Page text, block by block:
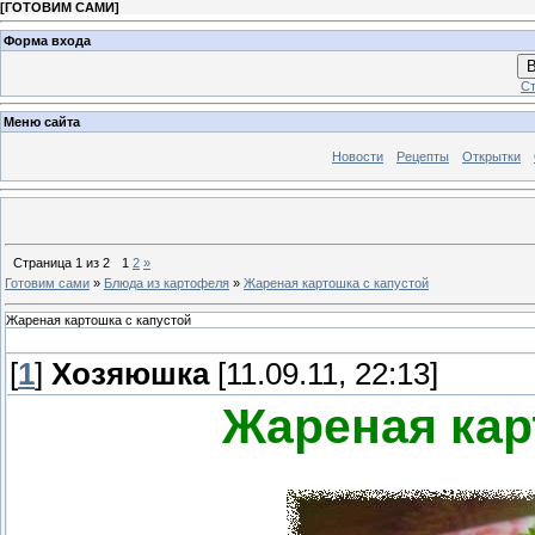
[ГОТОВИМ САМИ]
Форма входа
Меню сайта
Новости Рецепты Открытки
Страница 1 из 2 1 2 »
Готовим сами » Блюда из картофеля » Жареная картошка с капустой
Жареная картошка с капустой
[1] Хозяюшка[11.09.11, 22:13]
Жареная